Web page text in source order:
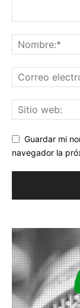
Guardar mi
navegador la